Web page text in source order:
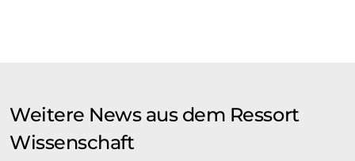
Weitere News aus dem Ressort
Wissenschaft